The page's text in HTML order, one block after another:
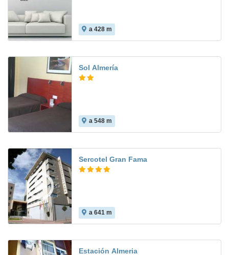
a 428 m
Sol Almería
a 548 m
Sercotel Gran Fama
a 641 m
Estación Almeria